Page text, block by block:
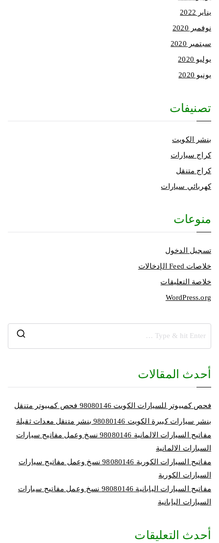
يناير 2022
نوفمبر 2020
سبتمبر 2020
يوليو 2020
يونيو 2020
تصنيفات
بنشر الكويت
كراج سيارات
كراج متنقل
كهربائي سيارات
منوعات
تسجيل الدخول
خلاصات Feed الإدخالات
خلاصة التعليقات
WordPress.org
أحدث المقالات
فحص كمبيوتر للسيارات الكويت 98080146‬ فحص كمبيوتر متنقل
بنشر سيارات كبيرة الكويت 98080146‬ بنشر متنقل معدات ثقيلة
مفاتيح السيارات الالمانية 98080146‬ نسخ وعمل مفاتيح سيارات
السيارات الالمانية
مفاتيح السيارات الكورية 98080146‬ نسخ وعمل مفاتيح سيارات
السيارات الكورية
مفاتيح السيارات اليابانية 98080146‬ نسخ وعمل مفاتيح سيارات
السيارات اليابانية
أحدث التعليقات